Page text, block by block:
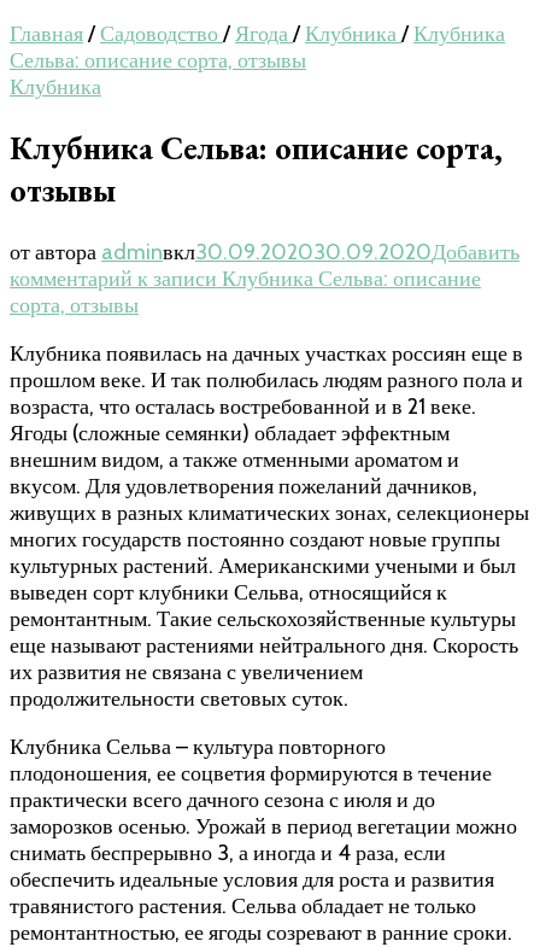
Главная/Садоводство/Ягода/Клубника/Клубника
Сельва: описание сорта, отзывы
Клубника
Клубника Сельва: описание сорта,
отзывы
от автора adminвкл30.09.202030.09.2020Добавить
комментарий к записи Клубника Сельва: описание
сорта, отзывы
Клубника появилась на дачных участках россиян еще в
прошлом веке. И так полюбилась людям разного пола и
возраста, что осталась востребованной и в 21 веке.
Ягоды (сложные семянки) обладает эффектным
внешним видом, а также отменными ароматом и
вкусом. Для удовлетворения пожеланий дачников,
живущих в разных климатических зонах, селекционеры
многих государств постоянно создают новые группы
культурных растений. Американскими учеными и был
выведен сорт клубники Сельва, относящийся к
ремонтантным. Такие сельскохозяйственные культуры
еще называют растениями нейтрального дня. Скорость
их развития не связана с увеличением
продолжительности световых суток.
Клубника Сельва – культура повторного
плодоношения, ее соцветия формируются в течение
практически всего дачного сезона с июля и до
заморозков осенью. Урожай в период вегетации можно
снимать беспрерывно 3, а иногда и 4 раза, если
обеспечить идеальные условия для роста и развития
травянистого растения. Сельва обладает не только
ремонтантностью, ее ягоды созревают в ранние сроки.